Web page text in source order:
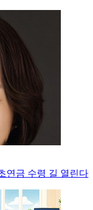
연금 수령 길 열린다